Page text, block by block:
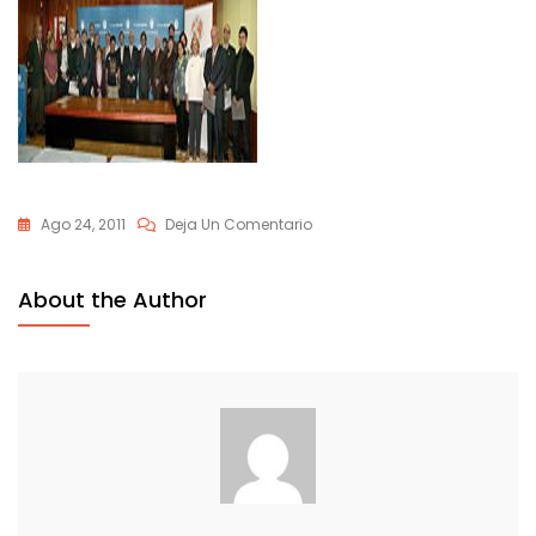
Ago 24, 2011 Deja Un ComentarioEn
About the Author